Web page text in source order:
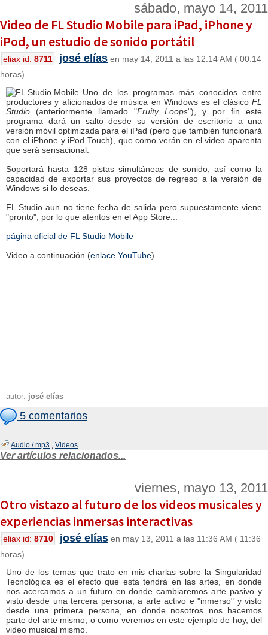
sábado, mayo 14, 2011
Video de FL Studio Mobile para iPad, iPhone y
iPod, un estudio de sonido portátil
eliax id: 8711 josé elías en may 14, 2011 a las 12:14 AM ( 00:14
horas)
Uno de los programas más conocidos entre
productores y aficionados de música en Windows es el clásico FL
Studio (anteriormente llamado "Fruity Loops"), y por fin este
programa dará un salto desde su versión de escritorio a una
versión móvil optimizada para el iPad (pero que también funcionará
con el iPhone y iPod Touch), que como verán en el video aparenta
que será sensacional.
Soportará hasta 128 pistas simultáneas de sonido, así como la
capacidad de exportar sus proyectos de regreso a la versión de
Windows si lo deseas.
FL Studio aun no tiene fecha de salida pero supuestamente viene
"pronto", por lo que atentos en el App Store...
página oficial de FL Studio Mobile
Video a continuación (enlace YouTube)...
autor: josé elías
5 comentarios
Audio / mp3 , Videos
Ver artículos relacionados...
viernes, mayo 13, 2011
Otro vistazo al futuro de los videos musicales y
experiencias inmersas interactivas
eliax id: 8710 josé elías en may 13, 2011 a las 11:36 AM ( 11:36
horas)
Uno de los temas que trato en mis charlas sobre la Singularidad
Tecnológica es el efecto que esta tendrá en las artes, en donde
nos acercamos a un futuro en donde cambiaremos arte pasivo y
visto desde una tercera persona, a arte activo e "inmerso" y visto
desde una primera persona, en donde nosotros nos hacemos
parte del arte mismo, o como veremos en este ejemplo de hoy, del
video musical mismo.